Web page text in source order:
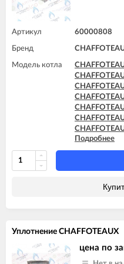
Артикул 60000808
Бренд
Модель котла
Подробнее
Уплотнение CHAFFOTEAUX
цена по